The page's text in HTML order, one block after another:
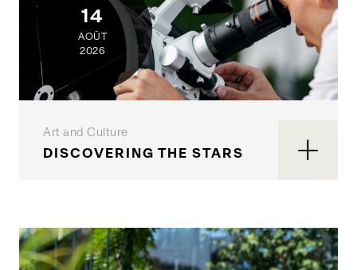
14
AOÛT
2026
Art and Culture
DISCOVERING THE STARS